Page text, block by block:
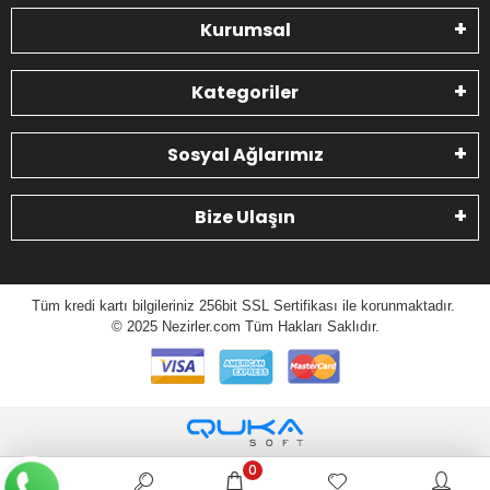
Kurumsal
Kategoriler
Sosyal Ağlarımız
Bize Ulaşın
Tüm kredi kartı bilgileriniz 256bit SSL Sertifikası ile korunmaktadır.
© 2025 Nezirler.com Tüm Hakları Saklıdır.
0